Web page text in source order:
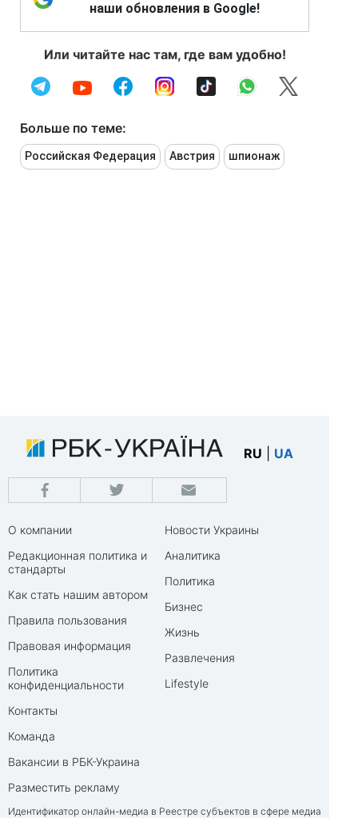
наши обновления в Google!
Или читайте нас там, где вам удобно!
Больше по теме:
Российская Федерация Австрия шпионаж
RU UA
О компании
Редакционная политика и
стандарты
Как стать нашим автором
Правила пользования
Правовая информация
Политика
конфиденциальности
Контакты
Команда
Вакансии в РБК-Украина
Разместить рекламу
Новости Украины
Аналитика
Политика
Бизнес
Жизнь
Развлечения
Lifestyle
Идентификатор онлайн-медиа в Реестре субъектов в сфере медиа